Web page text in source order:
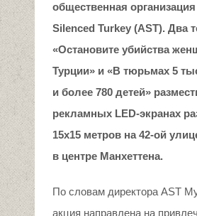
общественная
Silenced Turkey (AST). Два
«Остановите убийства
Турции» и «В тюрьмах 5
и более 780 детей»
рекламных LED-экранах
15х15 метров на 42-ой
в центре Манхеттена.
По словам директора AST
акция направлена на